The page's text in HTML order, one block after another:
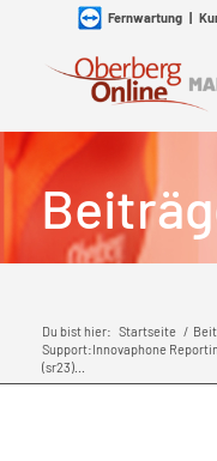
Fernwartung|
Du bist hier: Startseite /
Support:Innovaphone
(sr23)...